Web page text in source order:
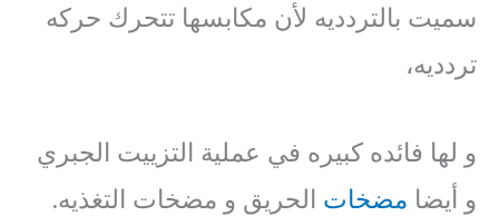
سميت بالتردديه لأن مكابسها تتحرك حركه
تردديه،
و لها فائده كبيره في عملية التزييت الجبري
و أيضا مضخات الحريق و مضخات التغذيه.